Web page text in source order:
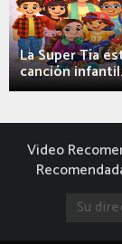
La Super Tía
canción
Video